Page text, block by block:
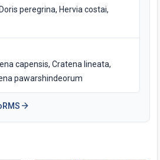
peregrina, Hervia costai,
capensis, Cratena lineata,
pawarshindeorum
arrow_forward